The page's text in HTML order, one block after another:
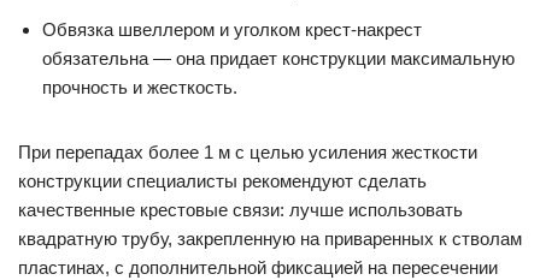
Обвязка швеллером и уголком крест-накрест
обязательна — она придает конструкции максимальную
прочность и жесткость.
При перепадах более 1 м с целью усиления жесткости
конструкции специалисты рекомендуют сделать
качественные крестовые связи: лучше использовать
квадратную трубу, закрепленную на приваренных к стволам
пластинах, с дополнительной фиксацией на пересечении